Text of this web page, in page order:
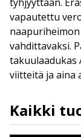
vapautettu
vahdittavaksi.
takuulaadukas
viitteitä ja aina
Kaikki
ISBN